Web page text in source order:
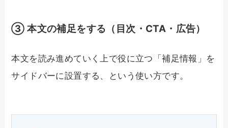
③ 本文の補足をする（目次・CTA・広告）
本文を読み進めていく上で役に立つ「補足情報」を
サイドバーに設置する、という使い方です。